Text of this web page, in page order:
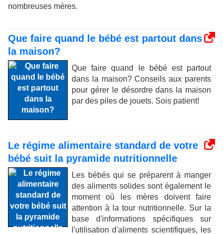
nombreuses mères.
Que faire quand le bébé est partout dans
la maison?
Que faire quand le bébé est partout
dans la maison? Conseils aux parents
pour gérer le désordre dans la maison
par des piles de jouets. Sois patient!
Le régime alimentaire standard de votre
bébé suit la pyramide nutritionnelle
Les bébés qui se préparent à manger
des aliments solides sont également le
moment où les mères doivent faire
attention à la tour nutritionnelle. Sur la
base d'informations spécifiques sur
l'utilisation d'aliments scientifiques, les